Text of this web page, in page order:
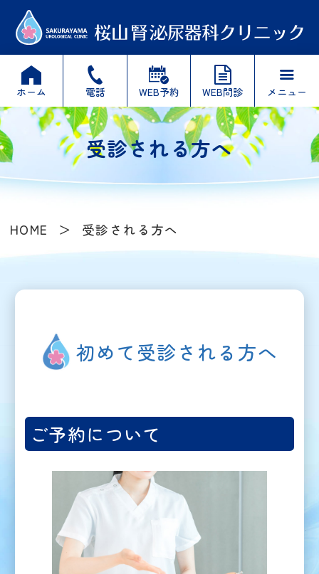

ホーム

電話

WEB予約

WEB問診

メニュー
受診される方へ
HOME 受診される方へ
初めて受診される方へ
ご予約について